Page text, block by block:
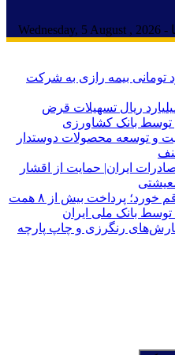
۵۰۰ میلیارد تومانی بیمه رازی به شرکت
بر ۳۲ هزار میلیارد ریال تسهیلات قرض
توسط بانک کشاورزی
و توسعه محصولات دوستدار
بانک صادرات ایران| حمایت از اقشار
در چهار ماه نخست ۱۴۰۵ رقم خورد؛ پرداخت بیش از ۸ همت
توسط بانک ملی ایران
رنگرزی و چاپ پارچه